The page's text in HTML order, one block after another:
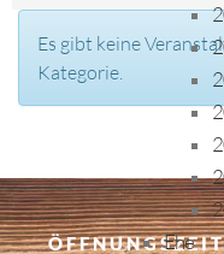
Ehe
Es gibt keine
Kategorie.